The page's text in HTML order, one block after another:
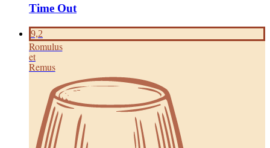
Time Out
9,2
Romulus
et
Remus